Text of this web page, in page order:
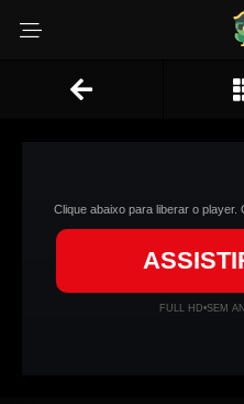
Clique abaixo para liberar o player.
FULL HD•SEM